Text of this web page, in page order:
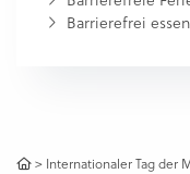
Barrierefrei
> Internationaler Tag der